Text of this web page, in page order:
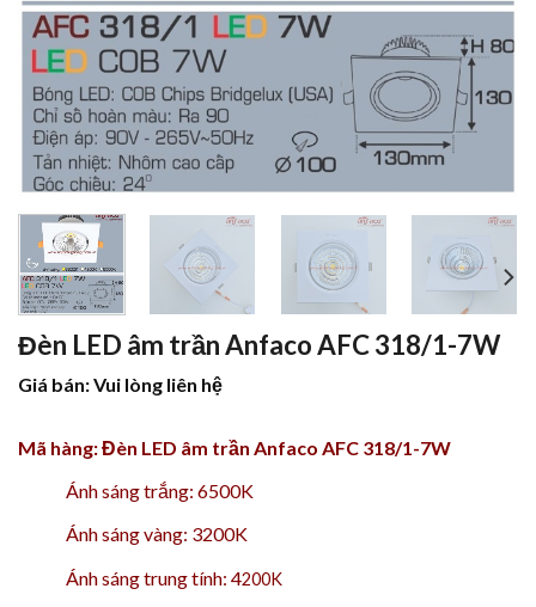
Đèn LED âm trần Anfaco AFC 318/1-7W
Giá bán: Vui lòng liên hệ
Mã hàng: Đèn LED âm trần Anfaco AFC 318/1-7W
Ánh sáng trắng: 6500K
Ánh sáng vàng: 3200K
Ánh sáng trung tính: 4200K